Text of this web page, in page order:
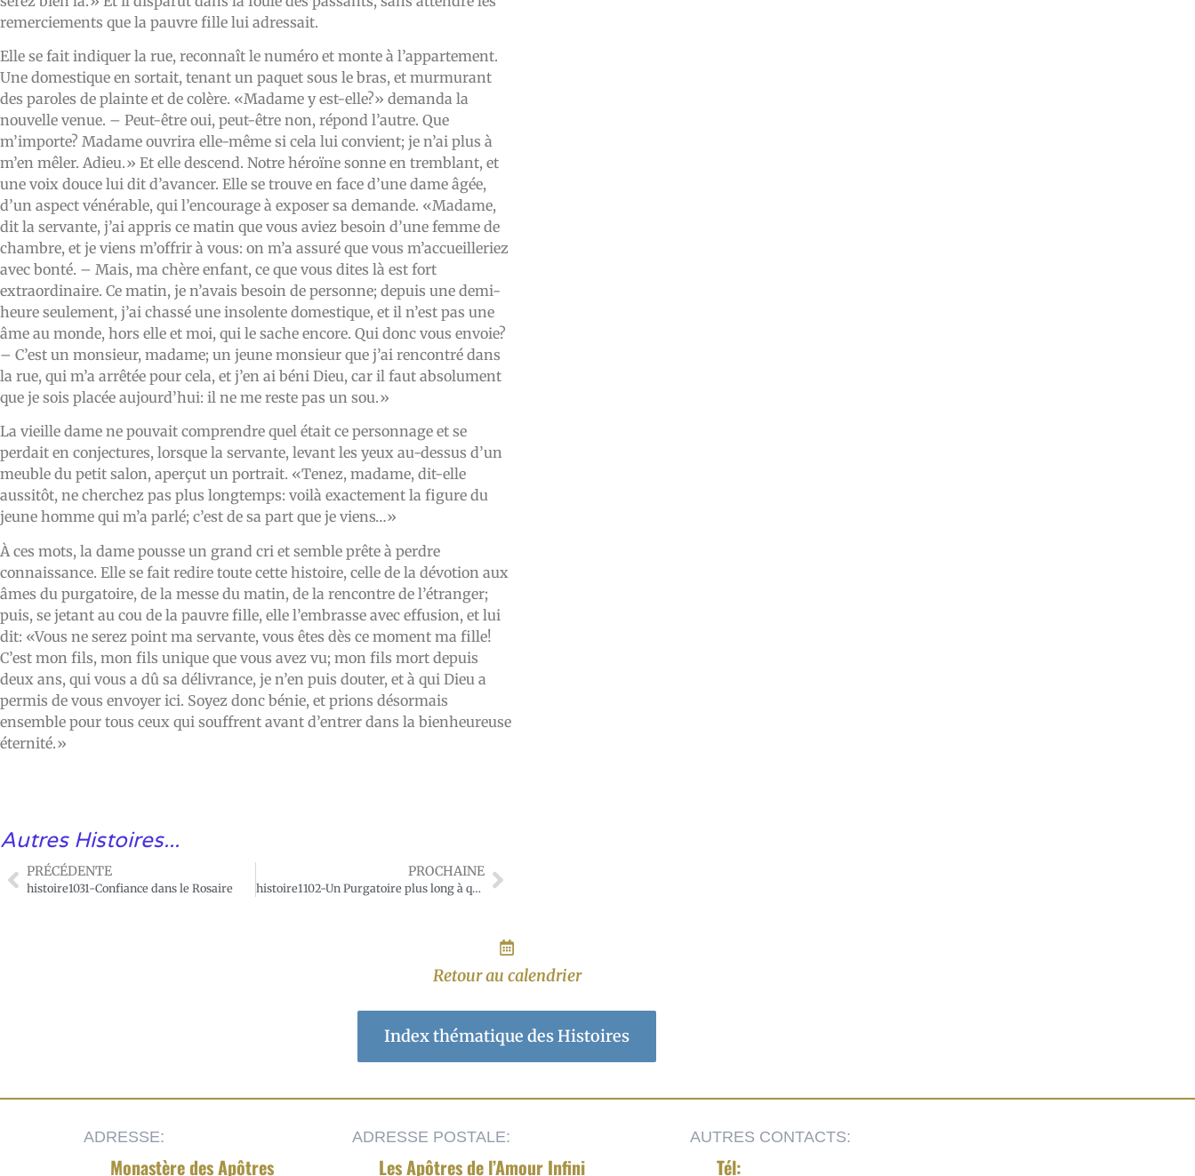
remerciements que la pauvre fille lui adressait.
Elle se fait indiquer la rue, reconnaît le numéro et monte à l’appartement.
Une domestique en sortait, tenant un paquet sous le bras, et murmurant
des paroles de plainte et de colère. «Madame y est-elle?» demanda la
nouvelle venue. – Peut-être oui, peut-être non, répond l’autre. Que
m’importe? Madame ouvrira elle-même si cela lui convient; je n’ai plus à
m’en mêler. Adieu.» Et elle descend. Notre héroïne sonne en tremblant, et
une voix douce lui dit d’avancer. Elle se trouve en face d’une dame âgée,
d’un aspect vénérable, qui l’encourage à exposer sa demande. «Madame,
dit la servante, j’ai appris ce matin que vous aviez besoin d’une femme de
chambre, et je viens m’offrir à vous: on m’a assuré que vous m’accueilleriez
avec bonté. – Mais, ma chère enfant, ce que vous dites là est fort
extraordinaire. Ce matin, je n’avais besoin de personne; depuis une demi-
heure seulement, j’ai chassé une insolente domestique, et il n’est pas une
âme au monde, hors elle et moi, qui le sache encore. Qui donc vous envoie?
– C’est un monsieur, madame; un jeune monsieur que j’ai rencontré dans
la rue, qui m’a arrêtée pour cela, et j’en ai béni Dieu, car il faut absolument
que je sois placée aujourd’hui: il ne me reste pas un sou.»
La vieille dame ne pouvait comprendre quel était ce personnage et se
perdait en conjectures, lorsque la servante, levant les yeux au-dessus d’un
meuble du petit salon, aperçut un portrait. «Tenez, madame, dit-elle
aussitôt, ne cherchez pas plus longtemps: voilà exactement la figure du
jeune homme qui m’a parlé; c’est de sa part que je viens…»
À ces mots, la dame pousse un grand cri et semble prête à perdre
connaissance. Elle se fait redire toute cette histoire, celle de la dévotion aux
âmes du purgatoire, de la messe du matin, de la rencontre de l’étranger;
puis, se jetant au cou de la pauvre fille, elle l’embrasse avec effusion, et lui
dit: «Vous ne serez point ma servante, vous êtes dès ce moment ma fille!
C’est mon fils, mon fils unique que vous avez vu; mon fils mort depuis
deux ans, qui vous a dû sa délivrance, je n’en puis douter, et à qui Dieu a
permis de vous envoyer ici. Soyez donc bénie, et prions désormais
ensemble pour tous ceux qui souffrent avant d’entrer dans la bienheureuse
éternité.»
Autres Histoires...
PRÉCÉDENTE
histoire1031-Confiance dans le Rosaire
PROCHAINE
histoire1102-Un Purgatoire plus long à qui n’a pas prié pour les morts
Retour au calendrier
Index thématique des Histoires
ADRESSE:
Monastère des Apôtres
ADRESSE POSTALE:
Les Apôtres de l’Amour Infini
AUTRES CONTACTS:
Tél: